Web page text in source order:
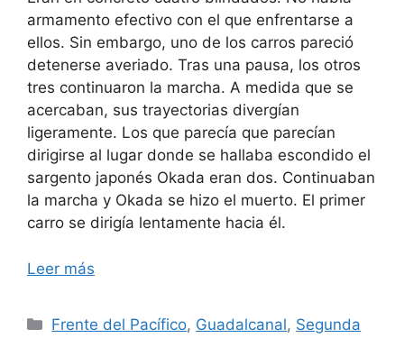
armamento efectivo con el que enfrentarse a
ellos. Sin embargo, uno de los carros pareció
detenerse averiado. Tras una pausa, los otros
tres continuaron la marcha. A medida que se
acercaban, sus trayectorias divergían
ligeramente. Los que parecía que parecían
dirigirse al lugar donde se hallaba escondido el
sargento japonés Okada eran dos. Continuaban
la marcha y Okada se hizo el muerto. El primer
carro se dirigía lentamente hacia él.
Leer más
Categorías
Frente del Pacífico, Guadalcanal, Segunda